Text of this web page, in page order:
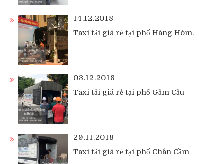
14.12.2018
Taxi tải giá rẻ tại phố Hàng Hòm.
03.12.2018
Taxi tải giá rẻ tại phố Gầm Cầu
29.11.2018
Taxi tải giá rẻ tại phố Chân Cầm